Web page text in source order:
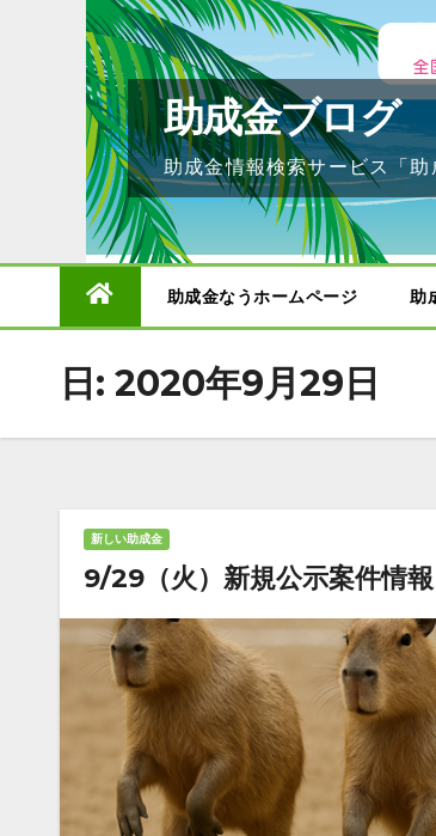
助成金ブログ
助成金情報検索サービス「
助成金なうホームページ 助
日: 2020年9月29日
新しい助成金
9/29（火）新規公示案件情報